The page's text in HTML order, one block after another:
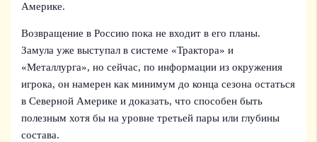
Америке.
Возвращение в Россию пока не входит в его планы.
Замула уже выступал в системе «Трактора» и
«Металлурга», но сейчас, по информации из окружения
игрока, он намерен как минимум до конца сезона остаться
в Северной Америке и доказать, что способен быть
полезным хотя бы на уровне третьей пары или глубины
состава.